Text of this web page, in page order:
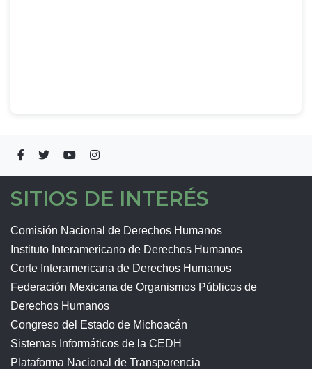
SITIOS DE INTERÉS
Comisión Nacional de Derechos Humanos
Instituto Interamericano de Derechos Humanos
Corte Interamericana de Derechos Humanos
Federación Mexicana de Organismos Públicos de
Derechos Humanos
Congreso del Estado de Michoacán
Sistemas Informáticos de la CEDH
Plataforma Nacional de Transparencia